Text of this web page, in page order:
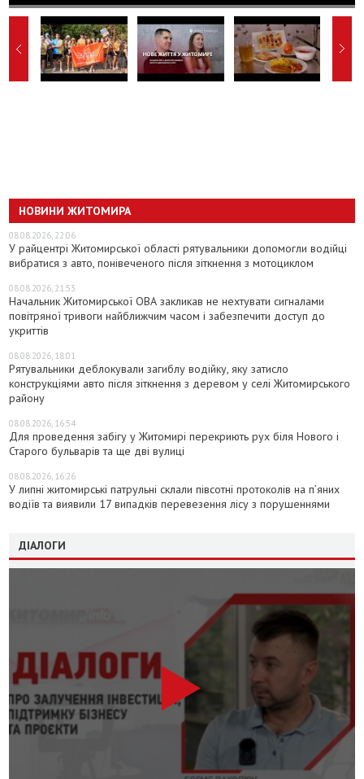
НОВИНИ ЖИТОМИРА
08.08.2026, 22:06
У райцентрі Житомирської області рятувальники допомогли водійці
вибратися з авто, понівеченого після зіткнення з мотоциклом
08.08.2026, 21:53
Начальник Житомирської ОВА закликав не нехтувати сигналами
повітряної тривоги найближчим часом і забезпечити доступ до
укриттів
08.08.2026, 18:01
Рятувальники деблокували загиблу водійку, яку затисло
конструкціями авто після зіткнення з деревом у селі Житомирського
району
08.08.2026, 16:54
Для проведення забігу у Житомирі перекриють рух біля Нового і
Старого бульварів та ще дві вулиці
08.08.2026, 16:26
У липні житомирські патрульні склали півсотні протоколів на пʼяних
водіїв та виявили 17 випадків перевезення лісу з порушеннями
ДІАЛОГИ